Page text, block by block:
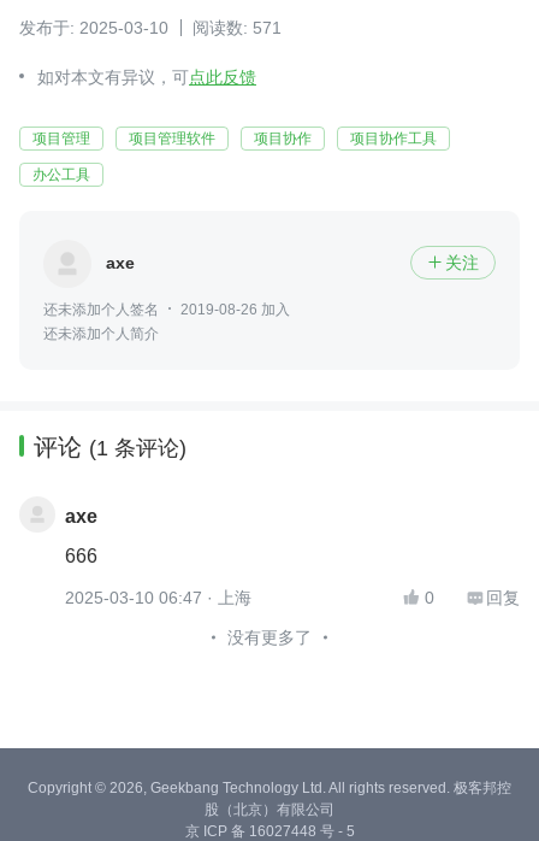
发布于: 2025-03-10 阅读数: 571
如对本文有异议，可点此反馈
项目管理 项目管理软件 项目协作 项目协作工具
办公工具
axe  关注
还未添加个人签名
2019-08-26 加入
还未添加个人简介
评论 (1 条评论)
axe
666
2025-03-10 06:47 · 上海  0  回复
没有更多了
Copyright © 2026, Geekbang Technology Ltd. All rights reserved. 极客邦控
股（北京）有限公司
京 ICP 备 16027448 号 - 5